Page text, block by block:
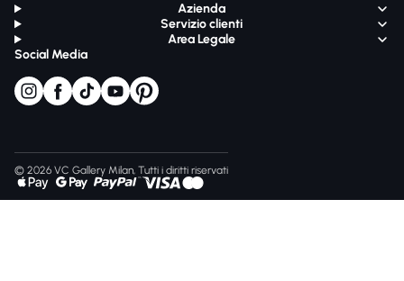
Azienda
Servizio clienti
Area Legale
Social Media
© 2026 VC Gallery Milan, Tutti i diritti riservati